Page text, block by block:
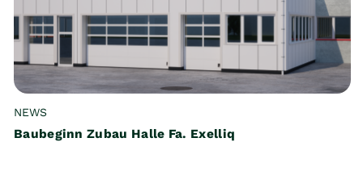
NEWS
Baubeginn Zubau Halle Fa. Exelliq